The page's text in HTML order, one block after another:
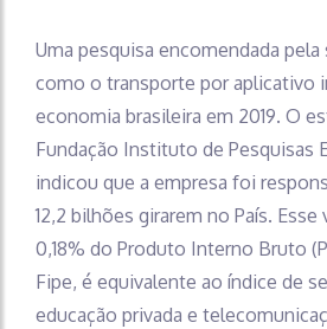
Uma pesquisa encomendada
como o transporte por aplicativo
economia brasileira em 2019. O
Fundação Instituto de Pesquisas
indicou que a empresa foi
12,2 bilhões girarem no País.
0,18% do Produto Interno Bruto
Fipe, é equivalente ao índice de
educação privada e